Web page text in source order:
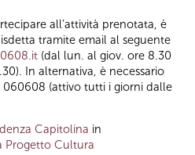
all’attività prenotata, è
tramite email al seguente
(dal lun. al giov. ore 8.30
In alternativa, è necessario
(attivo tutti i giorni dalle
Capitolina in
Progetto Cultura